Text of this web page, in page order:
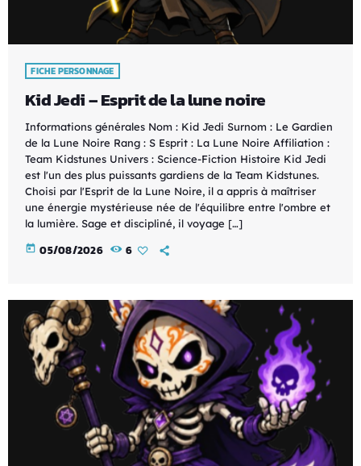
FICHE PERSONNAGE
Kid Jedi – Esprit de la lune noire
Informations générales Nom : Kid Jedi Surnom : Le Gardien
de la Lune Noire Rang : S Esprit : La Lune Noire Affiliation :
Team Kidstunes Univers : Science-Fiction Histoire Kid Jedi
est l'un des plus puissants gardiens de la Team Kidstunes.
Choisi par l'Esprit de la Lune Noire, il a appris à maîtriser
une énergie mystérieuse née de l'équilibre entre l'ombre et
la lumière. Sage et discipliné, il voyage […]
today 05/08/2026 6